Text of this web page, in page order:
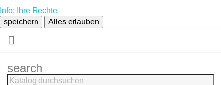
Info: Ihre Rechte
speichern
Alles erlauben

search